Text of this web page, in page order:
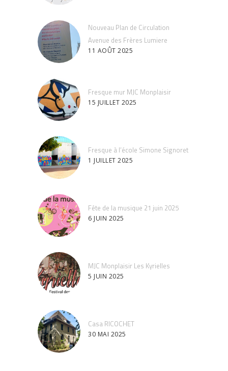
Nouveau Plan de Circulation
Avenue des Frères Lumiere
11 AOÛT 2025
Fresque mur MJC Monplaisir
15 JUILLET 2025
Fresque à l’école Simone Signoret
1 JUILLET 2025
Fête de la musique 21 juin 2025
6 JUIN 2025
MJC Monplaisir Les Kyrielles
5 JUIN 2025
Casa RICOCHET
30 MAI 2025